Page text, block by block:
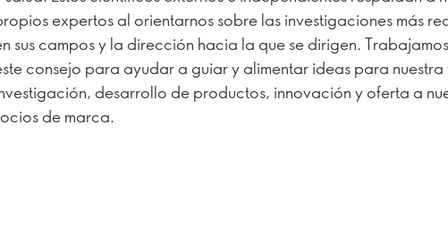
expertos al orientarnos sobre las investigaciones más
sus campos y la dirección hacia la que se dirigen.
consejo para ayudar a guiar y alimentar ideas para nuestra
desarrollo de productos, innovación y oferta a
de marca.